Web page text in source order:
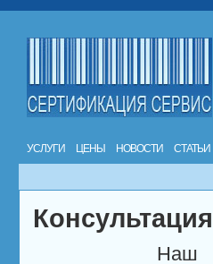
УСЛУГИ ЦЕНЫ НОВОСТИ СТАТЬИ
Наш